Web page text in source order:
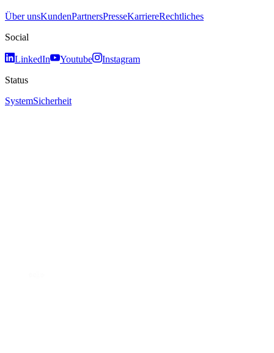
Über unsKundenPartnersPresseKarriereRechtliches
Social
LinkedIn Youtube
Instagram
Status
SystemSicherheit